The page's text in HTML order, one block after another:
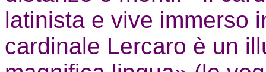
latinista e vive immerso
cardinale Lercaro è un